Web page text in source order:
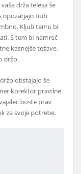
drža telesa še
opozarjajo tudi
Kljub temu bi
S tem bi namreč
kasnejše težave.
držo.
obstajajo še
korektor pravilne
boste prav
za svoje potrebe.